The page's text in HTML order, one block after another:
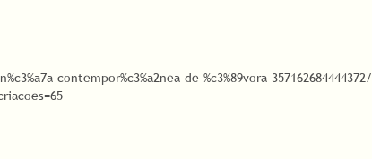
contempor%c3%a2nea-de-%c3%89vora-357162684444372/